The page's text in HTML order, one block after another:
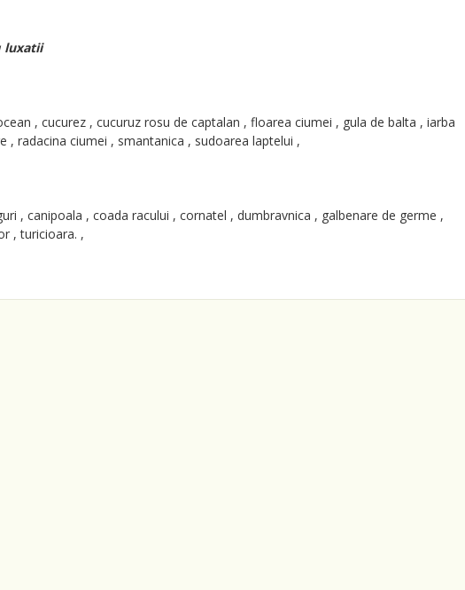
luxatii
, cucurez , cucuruz rosu de captalan , floarea ciumei , gula de balta , iarba
, radacina ciumei , smantanica , sudoarea laptelui ,
, canipoala , coada racului , cornatel , dumbravnica , galbenare de germe ,
, turicioara. ,